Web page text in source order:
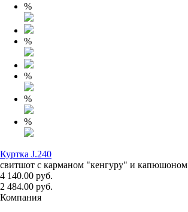
%
%
%
%
%
Куртка J.240
свитшот с карманом "кенгуру" и капюшоном
4 140.00 руб.
2 484.00 руб.
Компания